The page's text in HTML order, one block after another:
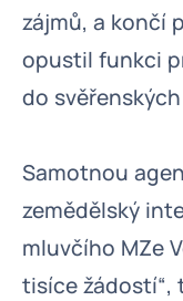
zájmů, a končí
opustil funkci
do
Samotnou
zemědělský
mluvčího MZe
tisíce žádostí“,